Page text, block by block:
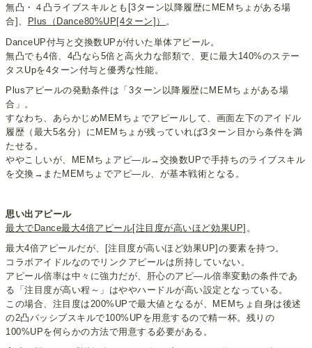
無凸・４凸ライブスキルとも[3ターン以降履歴にMEMちょがある場
合]、
Plus（Dance80%UP[4ターン]） 。
DanceUP付与と交換数UPが付いた単体アピール。
無凸でも4倍、4凸なら5倍と高火力な部類で、更に最大140%のステー
タスUpを4ターン付与と優秀な性能。
Plusアピールの発動条件は「3ターン以降履歴にMEMちょがある場
合」。
すなわち、あらかじめMEMちょでアピールして、画面左下のアイドル
履歴（最大5名分）にMEMちょが残っていれば3ターン目から条件を満
たせる。
ややこしいが、MEMちょアピ―ル→交換数UPで手持ちのライブスキル
を交換→またMEMちょでアピ―ル、が基本戦術となる。
思い出アピール
最大でDance最大4倍アピール[注目度が高いほど効果UP] 。
最大4倍アピールだが、[注目度が高いほど効果UP]の要素を持つ。
コラボアイドルなのでリンクアピールは所持していない。
アピール倍率は中々に強力だが、肝心のアピ―ル倍率変動の条件であ
る「注目度が高い程～」はややハードルが高い設定となっている。
この場合、注目度は200%UPで最大値となるが、MEMちょ自身は後述
の2凸パッシブスキルで100%UPを用意するので精一杯。残りの
100%UPを何らかの方法で用意する必要がある。